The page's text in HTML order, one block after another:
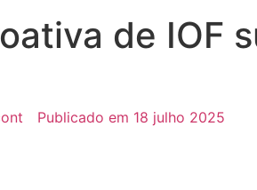
de IOF
Publicado em 18 julho 2025